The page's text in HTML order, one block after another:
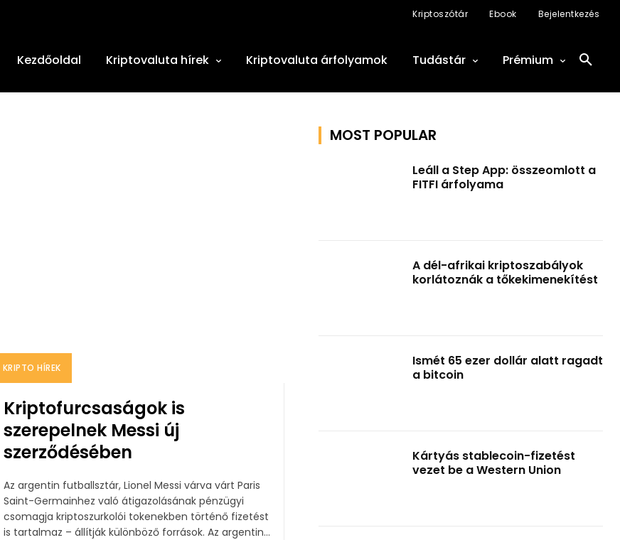
Kriptoszótár Ebook Bejelentkezés
Kezdőoldal Kriptovaluta hírek Kriptovaluta árfolyamok Tudástár Prémium
KRIPTO HÍREK
Kriptofurcsaságok is
szerepelnek Messi új
szerződésében
Az argentin futballsztár, Lionel Messi várva várt Paris
Saint-Germainhez való átigazolásának pénzügyi
csomagja kriptoszurkolói tokenekben történő fizetést
is tartalmaz – állítják különböző források. Az argentin...
MOST POPULAR
Leáll a Step App: összeomlott a
FITFI árfolyama
A dél-afrikai kriptoszabályok
korlátoznák a tőkekimenekítést
Ismét 65 ezer dollár alatt ragadt
a bitcoin
Kártyás stablecoin-fizetést
vezet be a Western Union